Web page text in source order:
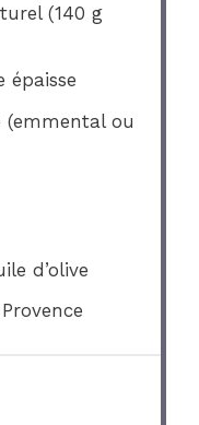
(140 g
épaisse
ou
d’olive